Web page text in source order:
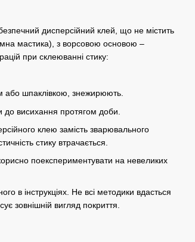
дисперсійний клей, що не містить
мастика), з ворсовою основою –
при склеюванні стику:
або шпаклівкою, знежирюють.
до висихання протягом доби.
клею замість зварювального
стику втрачається.
поекспериментувати на невеликих
в інструкціях. Не всі методики вдасться
зовнішній вигляд покриття.